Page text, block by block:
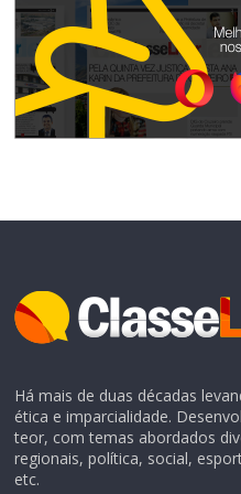
Há mais de duas décadas
ética e imparcialidade.
teor, com temas abordados
regionais, política, social,
etc.